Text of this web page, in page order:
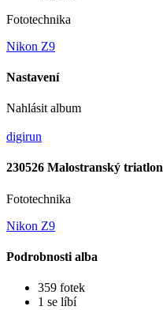
Fototechnika
Nikon Z9
Nastavení
Nahlásit album
digirun
230526 Malostranský triatlon
Fototechnika
Nikon Z9
Podrobnosti alba
359 fotek
1 se líbí